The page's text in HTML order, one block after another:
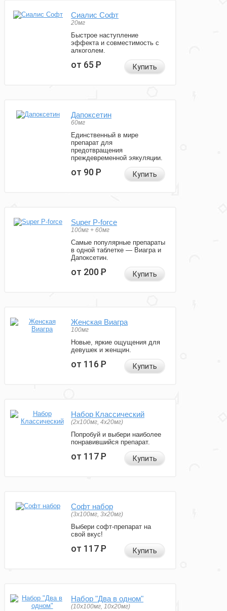
Сиалис Софт
20мг
Быстрое наступление
эффекта и совместимость с
алкоголем.
от 65Р Купить
Дапоксетин
60мг
Единственный в мире
препарат для
предотвращения
преждевременной эякуляции.
от 90Р Купить
Super P-force
100мг + 60мг
Самые популярные препараты
в одной таблетке — Виагра и
Дапоксетин.
от 200Р Купить
Женская Виагра
100мг
Новые, яркие ощущения для
девушек и женщин.
от 116Р Купить
Набор Классический
(2x100мг, 4x20мг)
Попробуй и выбери наиболее
понравившийся препарат.
от 117Р Купить
Софт набор
(3x100мг, 3x20мг)
Выбери софт-препарат на
свой вкус!
от 117Р Купить
Набор "Два в одном"
(10x100мг, 10x20мг)